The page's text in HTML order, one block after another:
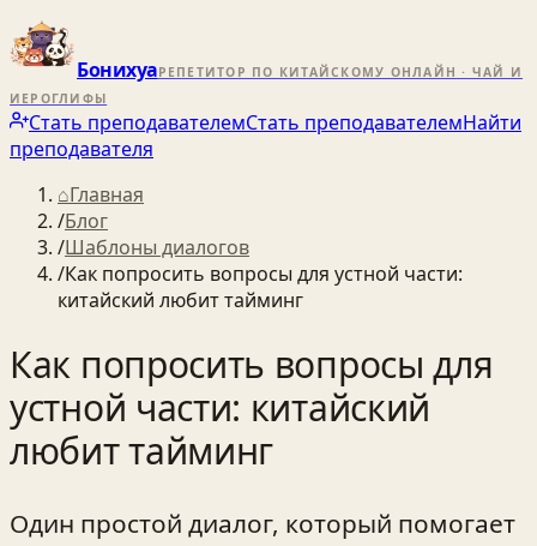
БонихуаРЕПЕТИТОР ПО КИТАЙСКОМУ ОНЛАЙН · ЧАЙ И
ИЕРОГЛИФЫ
Стать преподавателемСтать преподавателемНайти
преподавателя
⌂Главная
/Блог
/Шаблоны диалогов
/Как попросить вопросы для устной части:
китайский любит тайминг
Как попросить вопросы для
устной части: китайский
любит тайминг
Один простой диалог, который помогает